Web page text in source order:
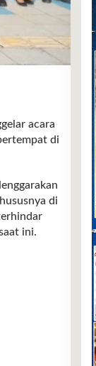
acara
di
di
ini.